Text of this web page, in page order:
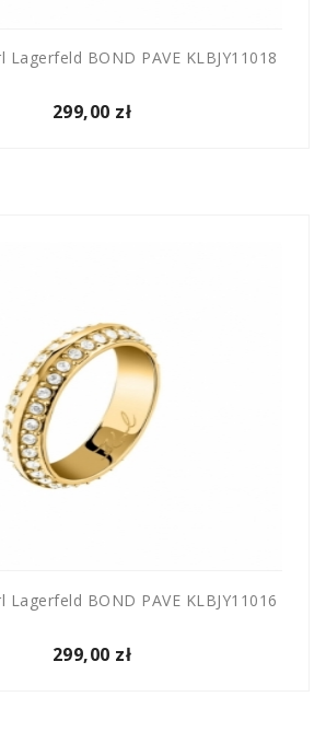
Lagerfeld BOND PAVE KLBJY11018
299,00 zł
Lagerfeld BOND PAVE KLBJY11016
299,00 zł